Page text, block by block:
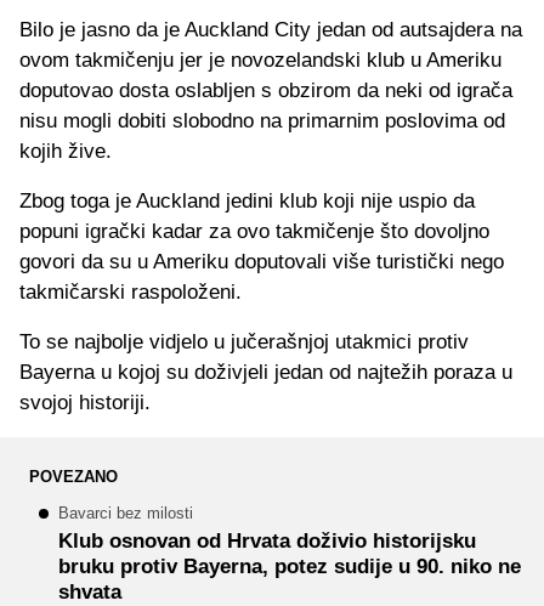
Bilo je jasno da je Auckland City jedan od autsajdera na
ovom takmičenju jer je novozelandski klub u Ameriku
doputovao dosta oslabljen s obzirom da neki od igrača
nisu mogli dobiti slobodno na primarnim poslovima od
kojih žive.
Zbog toga je Auckland jedini klub koji nije uspio da
popuni igrački kadar za ovo takmičenje što dovoljno
govori da su u Ameriku doputovali više turistički nego
takmičarski raspoloženi.
To se najbolje vidjelo u jučerašnjoj utakmici protiv
Bayerna u kojoj su doživjeli jedan od najtežih poraza u
svojoj historiji.
POVEZANO
Bavarci bez milosti
Klub osnovan od Hrvata doživio historijsku
bruku protiv Bayerna, potez sudije u 90. niko ne
shvata